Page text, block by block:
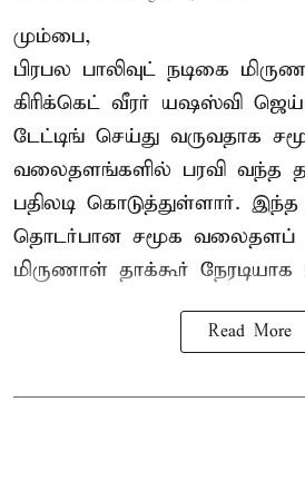
மும்பை,
பிரபல பாலிவுட் நடிகை
கிரிக்கெட் வீரர் யஷஸ்வி
டேட்டிங் செய்து வருவதாக
வலைதளங்களில் பரவி வந்த
பதிலடி கொடுத்துள்ளார். இந்த
தொடர்பான சமூக வலைதளப்
மிருணாள் தாக்கூர் நேரடியாக
Read More